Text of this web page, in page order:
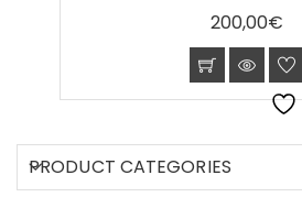
5
200,00€
PRODUCT CATEGORIES